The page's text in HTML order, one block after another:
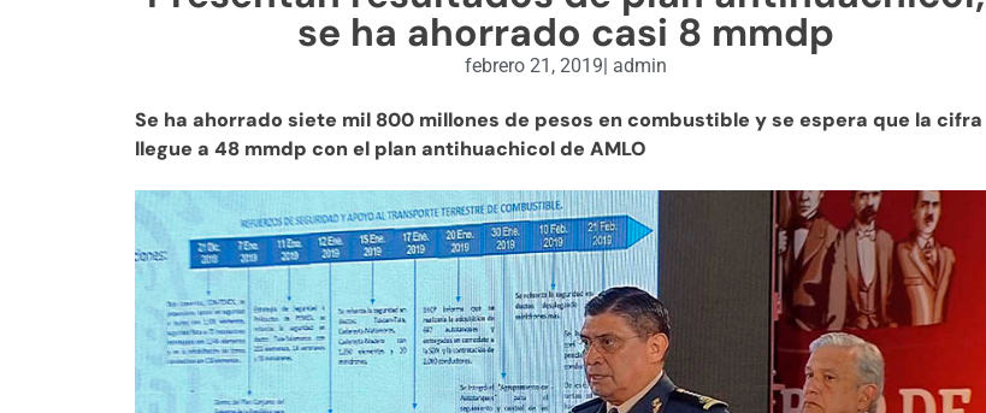
se ha ahorrado casi 8 mmdp
febrero 21, 2019 admin
Se ha ahorrado siete mil 800 millones de pesos en combustible y se espera que la cifra
llegue a 48 mmdp con el plan antihuachicol de AMLO